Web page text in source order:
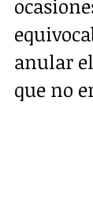
anular
que no